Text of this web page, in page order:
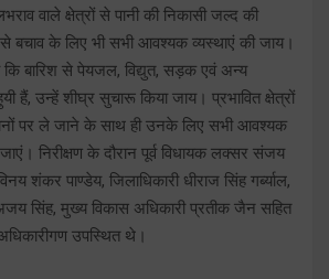
वाले क्षेत्रों से पानी की निकासी जल्द की
बचाव के लिए भी सभी आवश्यक व्यस्थाएं की जाय।
कि बारिश से पेयजल, विद्युत, सड़क एवं अन्य
हैं, उन्हें शीघ्र सुचारू किया जाय। प्रभावित क्षेत्रों
पर ले जाने के साथ ही उनके लिए सभी आवश्यक
निरीक्षण के दौरान पूर्व विधायक लक्सर संजय
शंकर पाण्डेय, जिलाधिकारी धीराज सिंह गर्ब्याल,
सिंह, मुख्य विकास अधिकारी प्रतीक जैन सहित
उपस्थित थे।